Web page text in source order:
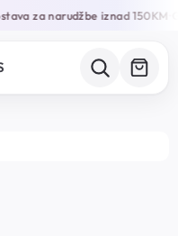
za narudžbe iznad 150KM•